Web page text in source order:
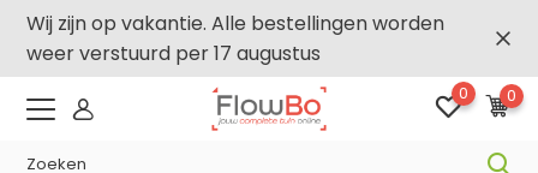
Wij zijn op vakantie. Alle bestellingen worden
weer verstuurd per 17 augustus
0 0